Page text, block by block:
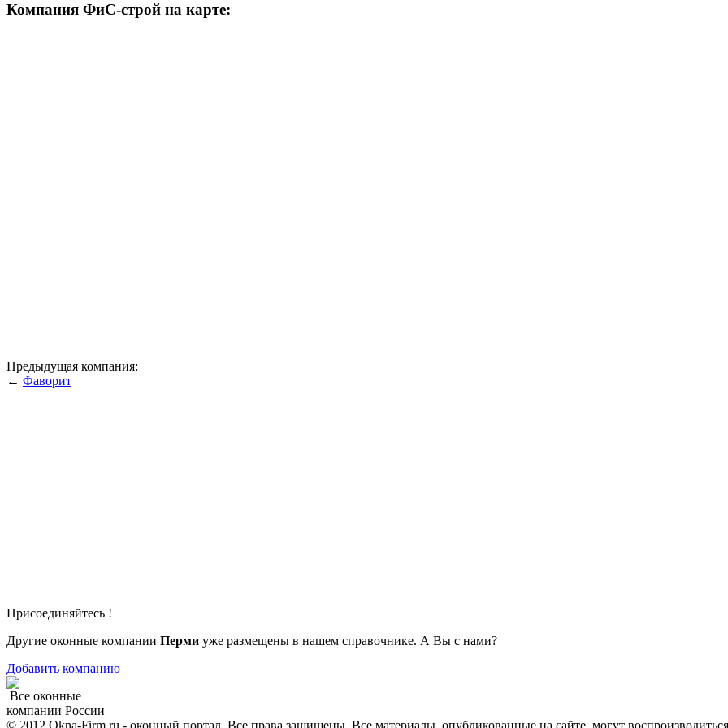
Компания ФиС-строй на карте:
Предыдущая компания:
← Фаворит
Присоединяйтесь !
Другие оконные компании Перми уже размещены в нашем справочнике. А Вы с нами?
Добавить компанию
Все оконные
компании России
© 2012 Okna-Firm.ru - оконный портал. Все права защищены. Все материалы, опубликованные на сайте, могут